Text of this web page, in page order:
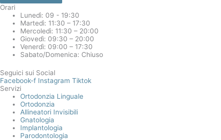
Orari
Lunedì: 09 - 19:30
Martedì: 11:30 – 17:30
Mercoledì: 11:30 – 20:00
Giovedì: 09:30 – 20:00
Venerdì: 09:00 – 17:30
Sabato/Domenica: Chiuso
Seguici sui Social
Facebook-f Instagram Tiktok
Servizi
Ortodonzia Linguale
Ortodonzia
Allineatori Invisibili
Gnatologia
Implantologia
Parodontologia